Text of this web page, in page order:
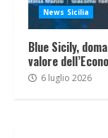
News Sicilia
Blue Sicily,
valore
6 luglio 2026